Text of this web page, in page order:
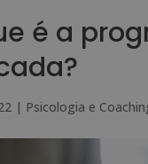
é a
| Psicologia e